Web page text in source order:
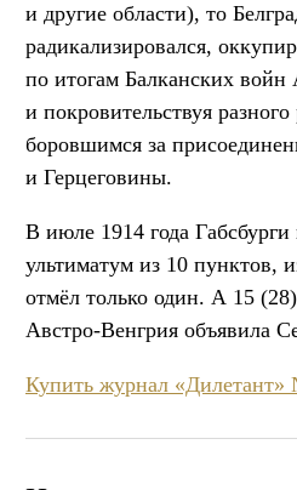
и другие области), то
радикализировался,
по итогам Балканских войн
и покровительствуя
боровшимся за
и Герцеговины.
В июле 1914 года
ультиматум из 10 пунктов,
отмёл только один. А 15
Австро-Венгрия объявила
Купить журнал